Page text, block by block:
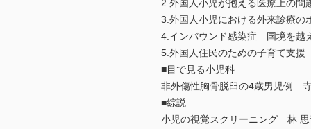
2.外国人小児が抱える医療上の
3.外国人小児における外来診療
4.インバウンド感染症―国境を
5.外国人住民のための子育て支
■目で見る小児科
非外傷性胸骨脱臼の4歳男児例
■綜説
小児の視覚スクリーニング 林 思